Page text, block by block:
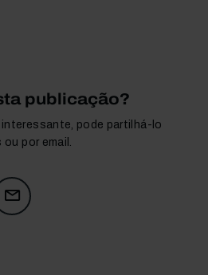
publicação?
pode partilhá-lo
por email.